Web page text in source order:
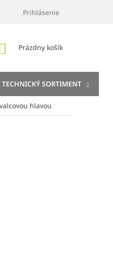
Prihlásenie
NÁKUPNÝ
Prázdny košík
TECHNICKÝ SORTIMENT
hlavou